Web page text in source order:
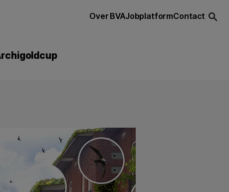
Over BVAJobplatformContact search